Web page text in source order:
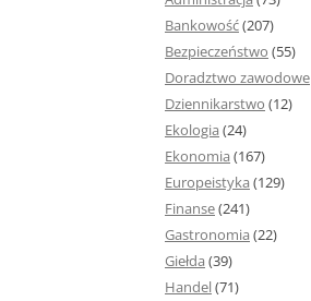
BIBLIOGRAFICZNYCH
ZAWARTOŚĆ I ROZMIAR PRACY
DYPLOMOWEJ
ESTETYKA PRACY DYPLOMOWEJ –
WYRÓŻNIENIA, NUMEROWANIE
CZCIONKA, MARGINESY I
WIELKOŚĆ STRON
STRUKTURA AKAPITU W PRACY
DYPLOMOWEJ
Bankowość(207)
Bezpieczeństwo (55)
Doradztwo zawodowe
Dziennikarstwo (12)
Ekologia (24)
Ekonomia (167)
Europeistyka (129)
Finanse(241)
Gastronomia (22)
Giełda (39)
Handel(71)